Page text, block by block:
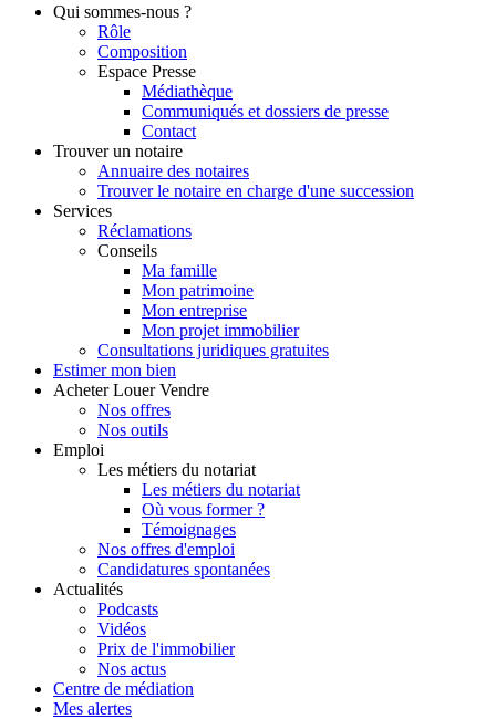
Qui sommes-nous ?
Rôle
Composition
Espace Presse
Médiathèque
Communiqués et dossiers de presse
Contact
Trouver un notaire
Annuaire des notaires
Trouver le notaire en charge d'une succession
Services
Réclamations
Conseils
Ma famille
Mon patrimoine
Mon entreprise
Mon projet immobilier
Consultations juridiques gratuites
Estimer mon bien
Acheter Louer Vendre
Nos offres
Nos outils
Emploi
Les métiers du notariat
Les métiers du notariat
Où vous former ?
Témoignages
Nos offres d'emploi
Candidatures spontanées
Actualités
Podcasts
Vidéos
Prix de l'immobilier
Nos actus
Centre de médiation
Mes alertes